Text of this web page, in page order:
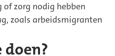
of zorg nodig hebben
zoals arbeidsmigranten
doen?